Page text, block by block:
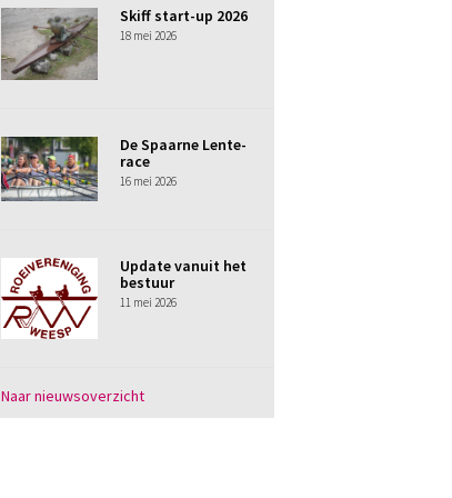
Skiff start-up 2026
18 mei 2026
De Spaarne Lente-
race
16 mei 2026
Update vanuit het
bestuur
11 mei 2026
Naar nieuwsoverzicht